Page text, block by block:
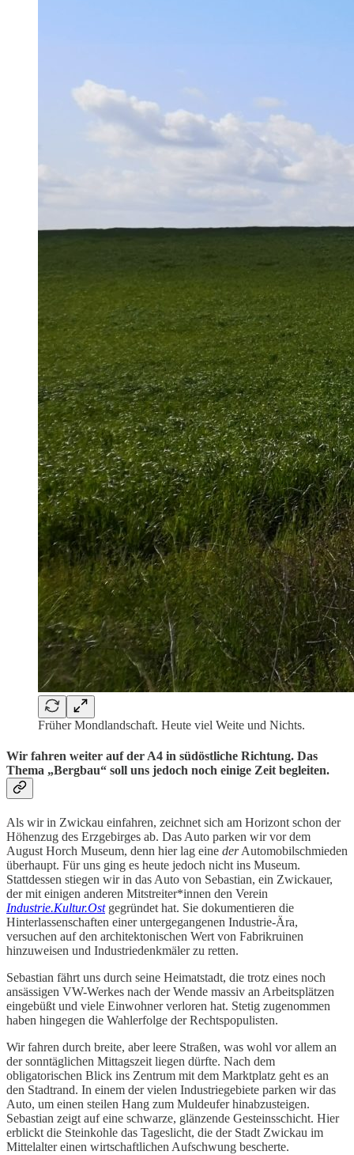
Früher Mondlandschaft. Heute viel Weite und Nichts.
Wir fahren weiter auf der A4 in südöstliche Richtung. Das
Thema „Bergbau“ soll uns jedoch noch einige Zeit begleiten.
Als wir in Zwickau einfahren, zeichnet sich am Horizont schon der
Höhenzug des Erzgebirges ab. Das Auto parken wir vor dem
August Horch Museum, denn hier lag eine derAutomobilschmieden
überhaupt. Für uns ging es heute jedoch nicht ins Museum.
Stattdessen stiegen wir in das Auto von Sebastian, ein Zwickauer,
der mit einigen anderen Mitstreiter*innen den Verein
Industrie.Kultur.Ostgegründet hat. Sie dokumentieren die
Hinterlassenschaften einer untergegangenen Industrie-Ära,
versuchen auf den architektonischen Wert von Fabrikruinen
hinzuweisen und Industriedenkmäler zu retten.
Sebastian fährt uns durch seine Heimatstadt, die trotz eines noch
ansässigen VW-Werkes nach der Wende massiv an Arbeitsplätzen
eingebüßt und viele Einwohner verloren hat. Stetig zugenommen
haben hingegen die Wahlerfolge der Rechtspopulisten.
Wir fahren durch breite, aber leere Straßen, was wohl vor allem an
der sonntäglichen Mittagszeit liegen dürfte. Nach dem
obligatorischen Blick ins Zentrum mit dem Marktplatz geht es an
den Stadtrand. In einem der vielen Industriegebiete parken wir das
Auto, um einen steilen Hang zum Muldeufer hinabzusteigen.
Sebastian zeigt auf eine schwarze, glänzende Gesteinsschicht. Hier
erblickt die Steinkohle das Tageslicht, die der Stadt Zwickau im
Mittelalter einen wirtschaftlichen Aufschwung bescherte.